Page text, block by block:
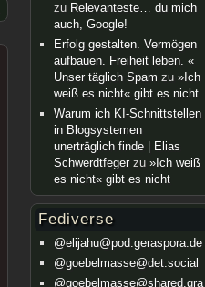
zu Relevanteste… du mich
auch, Google!
Erfolg gestalten. Vermögen
aufbauen. Freiheit leben. «
Unser täglich Spam zu »Ich
weiß es nicht« gibt es nicht
Warum ich KI-Schnittstellen
in Blogsystemen
unerträglich finde | Elias
Schwerdtfegerzu »Ich weiß
es nicht« gibt es nicht
Fediverse
@elijahu@pod.geraspora.de
@goebelmasse@det.social
@goebelmasse@shared.gra